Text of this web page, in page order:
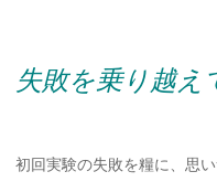
失敗を乗り越え
初回実験の失敗を糧に、思